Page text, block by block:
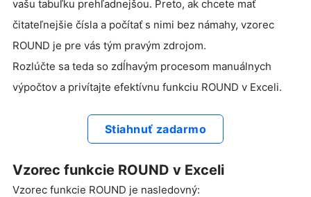
vašu tabuľku prehľadnejšou. Preto, ak chcete mať
čitateľnejšie čísla a počítať s nimi bez námahy, vzorec
ROUND je pre vás tým pravým zdrojom.
Rozlúčte sa teda so zdĺhavým procesom manuálnych
výpočtov a privítajte efektívnu funkciu ROUND v Exceli.
Stiahnuť zadarmo
Vzorec funkcie ROUND v Exceli
Vzorec funkcie ROUND je nasledovný: